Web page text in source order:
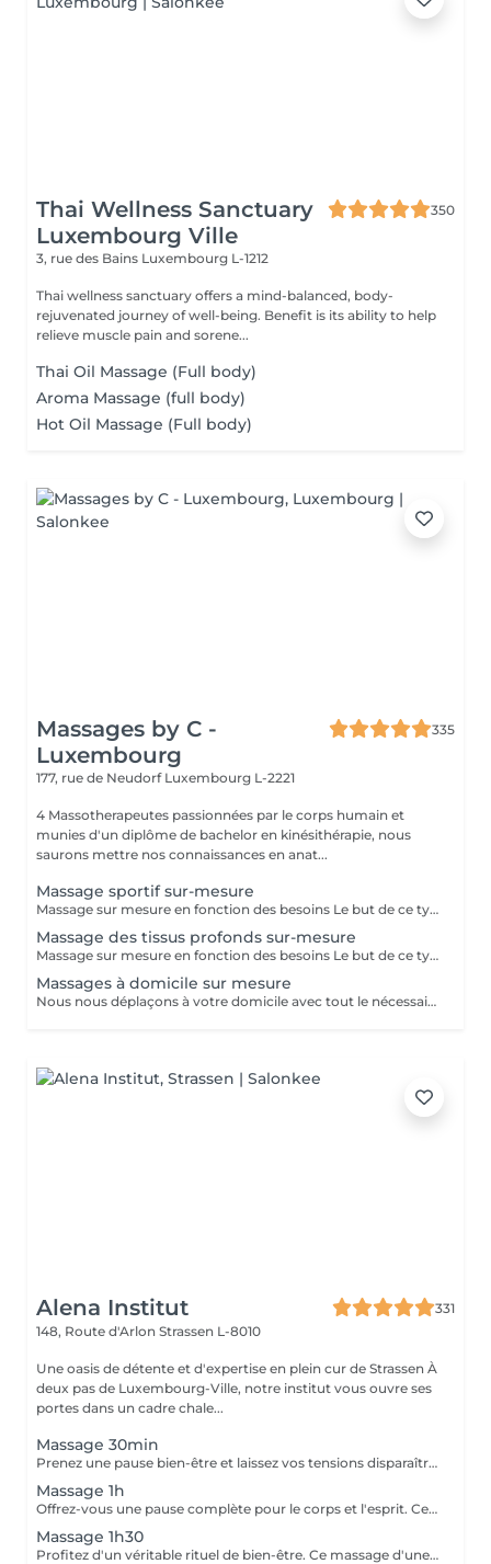
Thai Wellness Sanctuary
Luxembourg Ville
350
3, rue des Bains Luxembourg L-1212
Thai wellness sanctuary offers a mind-balanced, body-
rejuvenated journey of well-being. Benefit is its ability to help
relieve muscle pain and sorene...
Thai Oil Massage (Full body)
Aroma Massage (full body)
Hot Oil Massage (Full body)
Massages by C -
Luxembourg
335
177, rue de Neudorf Luxembourg L-2221
4 Massotherapeutes passionnées par le corps humain et
munies d'un diplôme de bachelor en kinésithérapie, nous
saurons mettre nos connaissances en anat...
Massage sportif sur-mesure
Massage sur mesure en fonction des besoins Le but de ce type de massage sera l'optimisation de la récupération musculaire entre les entraînements sportifs (circulation sanguine ramenée au coeur et muscles assouplis), le rythme sera élevé et la pression plus forte que lors d'un massage relaxant mais moins que pour un massage des tissus profonds
Massage des tissus profonds sur-mesure
Massage sur mesure en fonction des besoins Le but de ce type de massage sera de travailler plus en profondeur sur les zones de tensions et de douleur, le rythme est modéré et la pression élevée (mais toujours adaptée en fonction de votre ressenti)
Massages à domicile sur mesure
Nous nous déplaçons à votre domicile avec tout le nécessaire (table, serviettes, huile...) Déplacement à Luxembourg ville ou proche uniquement A noter que le massage durera entre 1h et 1h30 (selon votre réservation) après le temps de trajet. Ainsi si vous réservez pour 12h, prévoyez que le massage commence vers 12h30. Ce temps de trajet n'est pas facturé mais il est à prendre en compte dans le planning Merci de réserver ce service à domicile uniquement si vous souhaitez recevoir un massage dans le respect, aucune avance ou geste déplacé ne serait toléré.
Alena Institut
331
148, Route d'Arlon Strassen L-8010
Une oasis de détente et d'expertise en plein cur de Strassen À
deux pas de Luxembourg-Ville, notre institut vous ouvre ses
portes dans un cadre chale...
Massage 30min
Prenez une pause bien-être et laissez vos tensions disparaître. Ce massage de 30 minutes détend les muscles, apaise l'esprit et vous procure une sensation de relaxation profonde. Un moment parfait pour retrouver énergie et sérénité.
Massage 1h
Offrez-vous une pause complète pour le corps et l'esprit. Ce massage d'une heure détend en profondeur les muscles, libère les tensions et procure une relaxation durable. Un moment idéal pour retrouver énergie, équilibre et bien-être.
Massage 1h30
Profitez d'un véritable rituel de bien-être. Ce massage d'une heure et demi offre une relaxation intense, soulage les tensions et revitalise le corps et l'esprit. Un moment privilégié pour se ressourcer pleinement et retrouver sérénité et vitalité.